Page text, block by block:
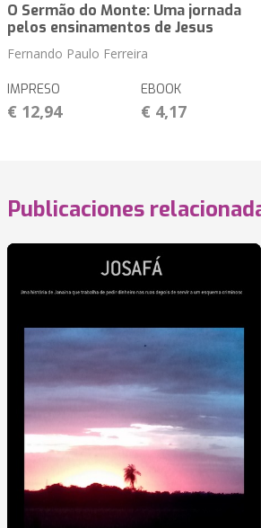
O Sermão do Monte: Uma jornada
pelos ensinamentos de Jesus
Fernando Paulo Ferreira
IMPRESO
€ 12,94
EBOOK
€ 4,17
Publicaciones